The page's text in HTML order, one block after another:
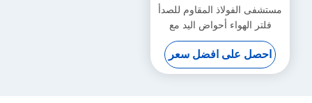
مستشفى الفولاذ المقاوم للصدأ
فلتر الهواء أحواض اليد مع
خزائن لمدة 2 شخص
احصل على افضل سعر